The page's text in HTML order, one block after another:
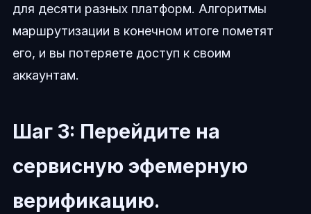
для десяти разных платформ. Алгоритмы
маршрутизации в конечном итоге пометят
его, и вы потеряете доступ к своим
аккаунтам.
Шаг 3: Перейдите на
сервисную эфемерную
верификацию.